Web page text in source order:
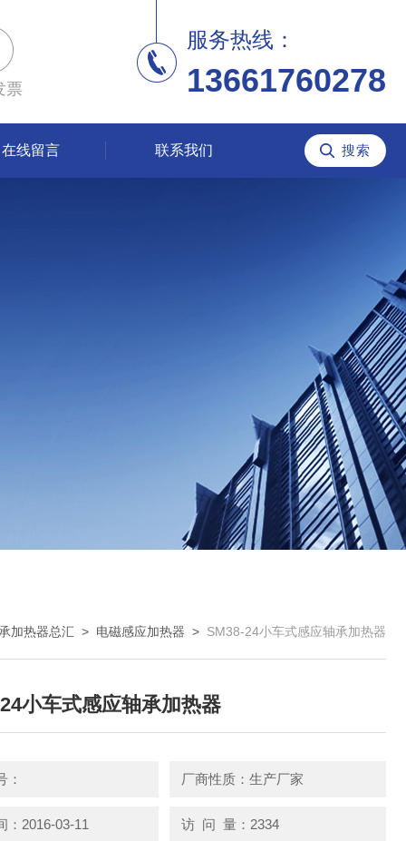
票
服务热线：
13661760278
在线留言 联系我们
加热器总汇 > 电磁感应加热器 > SM38-24小车式感应轴承加热器
小车式感应轴承加热器
： 厂商性质：生产厂家
：2016-03-11 访 问 量：2334